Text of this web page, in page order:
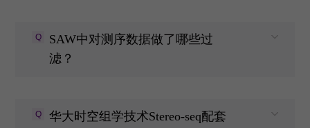
Q
SAW中对测序数据做了哪些过
滤？
Q
华大时空组学技术Stereo-seq配套